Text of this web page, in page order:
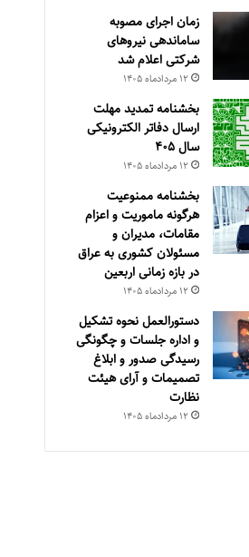
زمان اجرای مصوبه
ساماندهی نیروهای
شرکتی اعلام شد
۱۲ مرداد‌ماه ۱۴۰۵
بخشنامه تمدید مهلت
ارسال دفاتر الکترونیکی
سال ۴۰۵
۱۲ مرداد‌ماه ۱۴۰۵
بخشنامه ممنوعیت
هرگونه ماموریت و اعزام
مقامات، مدیران و
مسئولان کشوری به عراق
در بازه زمانی اربعین
۱۲ مرداد‌ماه ۱۴۰۵
دستورالعمل نحوه تشکیل
و اداره جلسات و چگونگی
رسیدگی صدور و ‏ابلاغ
تصمیمات و‎ ‎آرای هیئت
نظارت
۱۲ مرداد‌ماه ۱۴۰۵